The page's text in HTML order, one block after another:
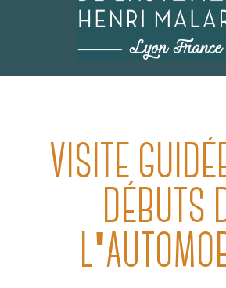
MUSÉE DE
VISITE
DÉBUTS